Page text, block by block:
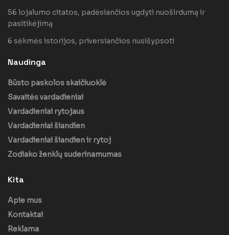
56 lojalumo citatos, padėsiančios ugdyti nuoširdumą ir
pasitikėjimą
6 sėkmės istorijos, priversiančios nusišypsoti
Naudinga
Būsto paskolos skaičiuoklė
Savaitės vardadieniai
Vardadieniai rytojaus
Vardadieniai šiandien
Vardadieniai šiandien ir rytoj
Zodiako ženklų suderinamumas
Kita
Apie mus
Kontaktai
Reklama